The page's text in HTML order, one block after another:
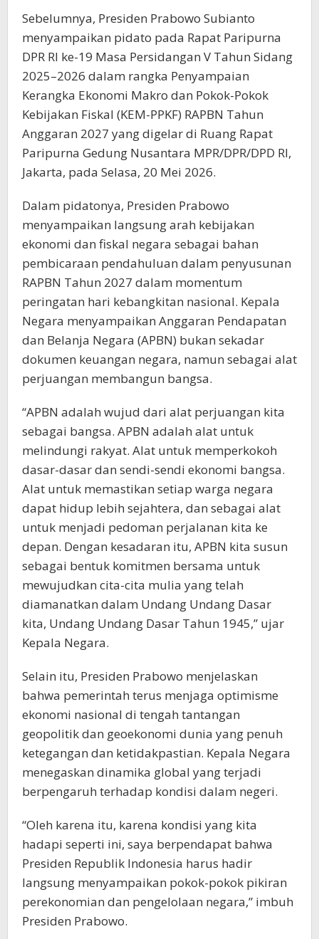
Sebelumnya, Presiden Prabowo Subianto
menyampaikan pidato pada Rapat Paripurna
DPR RI ke-19 Masa Persidangan V Tahun Sidang
2025–2026 dalam rangka Penyampaian
Kerangka Ekonomi Makro dan Pokok-Pokok
Kebijakan Fiskal (KEM-PPKF) RAPBN Tahun
Anggaran 2027 yang digelar di Ruang Rapat
Paripurna Gedung Nusantara MPR/DPR/DPD RI,
Jakarta, pada Selasa, 20 Mei 2026.
Dalam pidatonya, Presiden Prabowo
menyampaikan langsung arah kebijakan
ekonomi dan fiskal negara sebagai bahan
pembicaraan pendahuluan dalam penyusunan
RAPBN Tahun 2027 dalam momentum
peringatan hari kebangkitan nasional. Kepala
Negara menyampaikan Anggaran Pendapatan
dan Belanja Negara (APBN) bukan sekadar
dokumen keuangan negara, namun sebagai alat
perjuangan membangun bangsa.
“APBN adalah wujud dari alat perjuangan kita
sebagai bangsa. APBN adalah alat untuk
melindungi rakyat. Alat untuk memperkokoh
dasar-dasar dan sendi-sendi ekonomi bangsa.
Alat untuk memastikan setiap warga negara
dapat hidup lebih sejahtera, dan sebagai alat
untuk menjadi pedoman perjalanan kita ke
depan. Dengan kesadaran itu, APBN kita susun
sebagai bentuk komitmen bersama untuk
mewujudkan cita-cita mulia yang telah
diamanatkan dalam Undang Undang Dasar
kita, Undang Undang Dasar Tahun 1945,” ujar
Kepala Negara.
Selain itu, Presiden Prabowo menjelaskan
bahwa pemerintah terus menjaga optimisme
ekonomi nasional di tengah tantangan
geopolitik dan geoekonomi dunia yang penuh
ketegangan dan ketidakpastian. Kepala Negara
menegaskan dinamika global yang terjadi
berpengaruh terhadap kondisi dalam negeri.
“Oleh karena itu, karena kondisi yang kita
hadapi seperti ini, saya berpendapat bahwa
Presiden Republik Indonesia harus hadir
langsung menyampaikan pokok-pokok pikiran
perekonomian dan pengelolaan negara,” imbuh
Presiden Prabowo.